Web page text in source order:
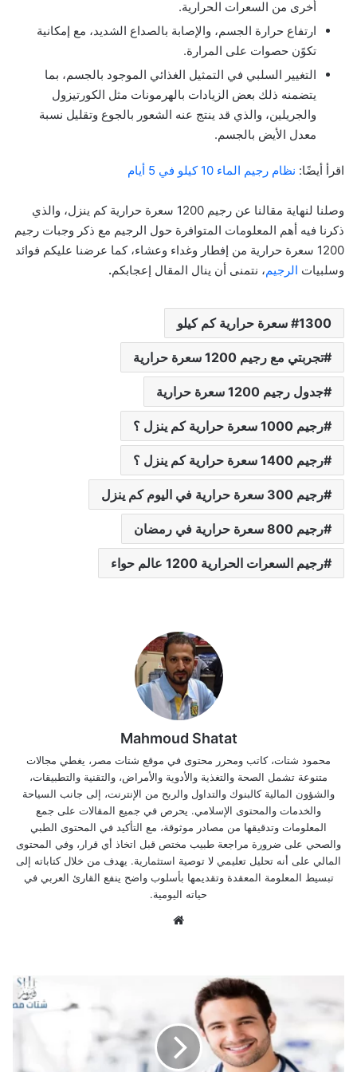
أخرى من السعرات الحرارية.
ارتفاع حرارة الجسم، والإصابة بالصداع الشديد، مع إمكانية
تكوًن حصوات على المرارة.
التغيير السلبي في التمثيل الغذائي الموجود بالجسم، بما
يتضمنه ذلك بعض الزيادات بالهرمونات مثل الكورتيزول
والجريلين، والذي قد ينتج عنه الشعور بالجوع وتقليل نسبة
معدل الأيض بالجسم.
اقرأ أيضًا: نظام رجيم الماء 10 كيلو في 5 أيام
وصلنا لنهاية مقالنا عن رجيم 1200 سعرة حرارية كم ينزل، والذي
ذكرنا فيه أهم المعلومات المتوافرة حول الرجيم مع ذكر وجبات رجيم
1200 سعرة حرارية من إفطار وغداء وعشاء، كما عرضنا عليكم فوائد
وسلبيات الرجيم، نتمنى أن ينال المقال إعجابكم.
1300 سعرة حرارية كم كيلو
تجربتي مع رجيم 1200 سعرة حرارية
جدول رجيم 1200 سعرة حرارية
رجيم 1000 سعرة حرارية كم ينزل ؟
رجيم 1400 سعرة حرارية كم ينزل ؟
رجيم 300 سعرة حرارية في اليوم كم ينزل
رجيم 800 سعرة حرارية في رمضان
رجيم السعرات الحرارية 1200 عالم حواء
Mahmoud Shatat
محمود شتات، كاتب ومحرر محتوى في موقع شتات مصر، يغطي مجالات
متنوعة تشمل الصحة والتغذية والأدوية والأمراض، والتقنية والتطبيقات،
والشؤون المالية كالبنوك والتداول والربح من الإنترنت، إلى جانب السياحة
والخدمات والمحتوى الإسلامي. يحرص في جميع المقالات على جمع
المعلومات وتدقيقها من مصادر موثوقة، مع التأكيد في المحتوى الطبي
والصحي على ضرورة مراجعة طبيب مختص قبل اتخاذ أي قرار، وفي المحتوى
المالي على أنه تحليل تعليمي لا توصية استثمارية. يهدف من خلال كتاباته إلى
تبسيط المعلومة المعقدة وتقديمها بأسلوب واضح ينفع القارئ العربي في
حياته اليومية.
د
ك